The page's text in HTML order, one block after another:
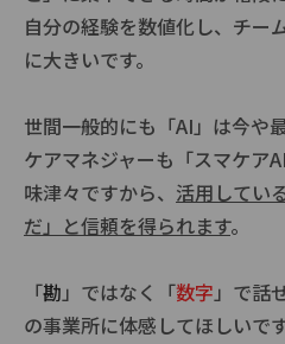
自分の経験を数値化し、チー
に大きいです。
世間一般的にも「AI」は今や
ケアマネジャーも「スマケア
味津々ですから、 活用してい
だ」と信頼を得られます。
「勘 」ではなく「数字 」で話
の事業所に体感してほしいです